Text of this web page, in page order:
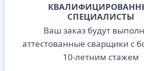
СПЕЦИАЛИСТЫ
Ваш заказ будут
аттестованные сварщики с
10-летним стажем